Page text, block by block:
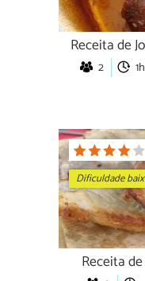
Receita de
2
Dificuldade
Receita